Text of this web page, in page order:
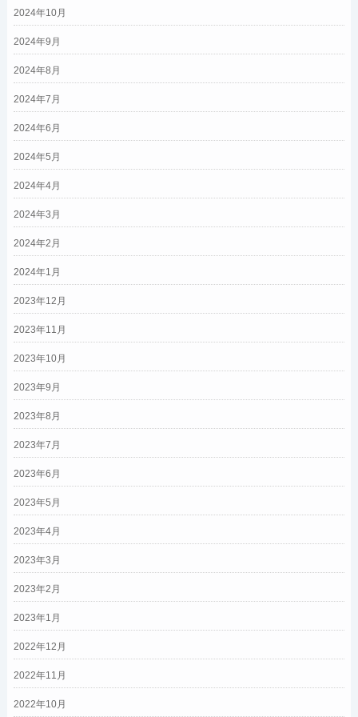
2024年10月
2024年9月
2024年8月
2024年7月
2024年6月
2024年5月
2024年4月
2024年3月
2024年2月
2024年1月
2023年12月
2023年11月
2023年10月
2023年9月
2023年8月
2023年7月
2023年6月
2023年5月
2023年4月
2023年3月
2023年2月
2023年1月
2022年12月
2022年11月
2022年10月